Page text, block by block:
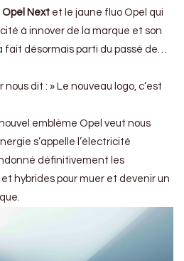
Opel Next et le jaune fluo Opel qui
à innover de la marque et son
fait désormais parti du passé de…
dit : » Le nouveau logo, c’est
emblème Opel veut nous
s’appelle l’électricité
définitivement les
hybrides pour muer et devenir un